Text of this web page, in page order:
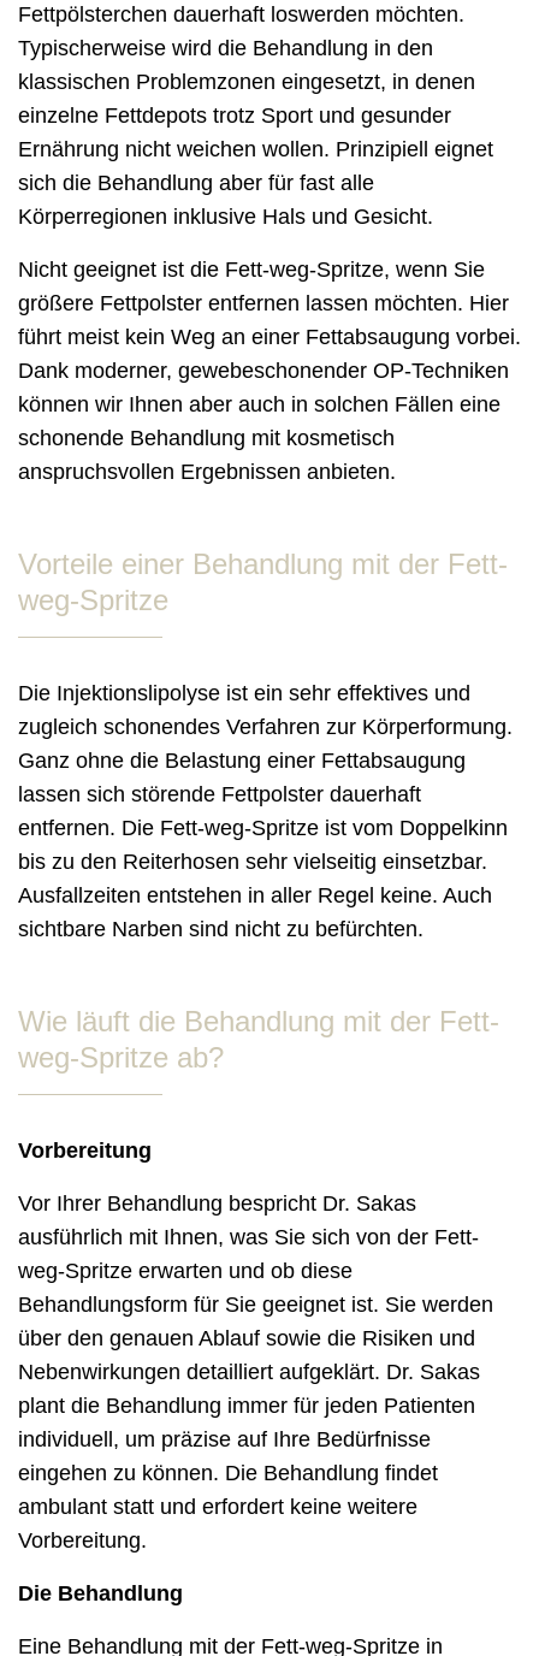
Fettpölsterchen dauerhaft loswerden möchten.
Typischerweise wird die Behandlung in den
klassischen Problemzonen eingesetzt, in denen
einzelne Fettdepots trotz Sport und gesunder
Ernährung nicht weichen wollen. Prinzipiell eignet
sich die Behandlung aber für fast alle
Körperregionen inklusive Hals und Gesicht.
Nicht geeignet ist die Fett-weg-Spritze, wenn Sie
größere Fettpolster entfernen lassen möchten. Hier
führt meist kein Weg an einer Fettabsaugung vorbei.
Dank moderner, gewebeschonender OP-Techniken
können wir Ihnen aber auch in solchen Fällen eine
schonende Behandlung mit kosmetisch
anspruchsvollen Ergebnissen anbieten.
Vorteile einer Behandlung mit der Fett-
weg-Spritze
Die Injektionslipolyse ist ein sehr effektives und
zugleich schonendes Verfahren zur Körperformung.
Ganz ohne die Belastung einer Fettabsaugung
lassen sich störende Fettpolster dauerhaft
entfernen. Die Fett-weg-Spritze ist vom Doppelkinn
bis zu den Reiterhosen sehr vielseitig einsetzbar.
Ausfallzeiten entstehen in aller Regel keine. Auch
sichtbare Narben sind nicht zu befürchten.
Wie läuft die Behandlung mit der Fett-
weg-Spritze ab?
Vorbereitung
Vor Ihrer Behandlung bespricht Dr. Sakas
ausführlich mit Ihnen, was Sie sich von der Fett-
weg-Spritze erwarten und ob diese
Behandlungsform für Sie geeignet ist. Sie werden
über den genauen Ablauf sowie die Risiken und
Nebenwirkungen detailliert aufgeklärt. Dr. Sakas
plant die Behandlung immer für jeden Patienten
individuell, um präzise auf Ihre Bedürfnisse
eingehen zu können. Die Behandlung findet
ambulant statt und erfordert keine weitere
Vorbereitung.
Die Behandlung
Eine Behandlung mit der Fett-weg-Spritze in